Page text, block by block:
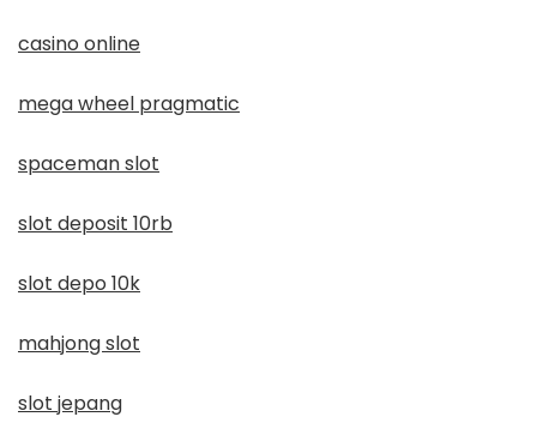
casino online
mega wheel pragmatic
spaceman slot
slot deposit 10rb
slot depo 10k
mahjong slot
slot jepang